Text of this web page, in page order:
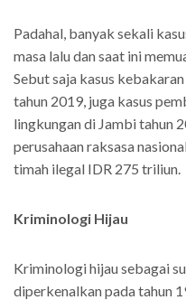
Padahal, banyak sekali
masa lalu dan saat ini
Sebut saja kasus
tahun 2019, juga kasus
lingkungan di Jambi tahun
perusahaan raksasa
timah ilegal IDR 275 triliun.
Kriminologi Hijau
Kriminologi hijau sebagai
diperkenalkan pada tahun